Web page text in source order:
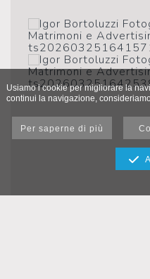
Usiamo i cookie per migliorare la
continui la navigazione,
Per saperne di più